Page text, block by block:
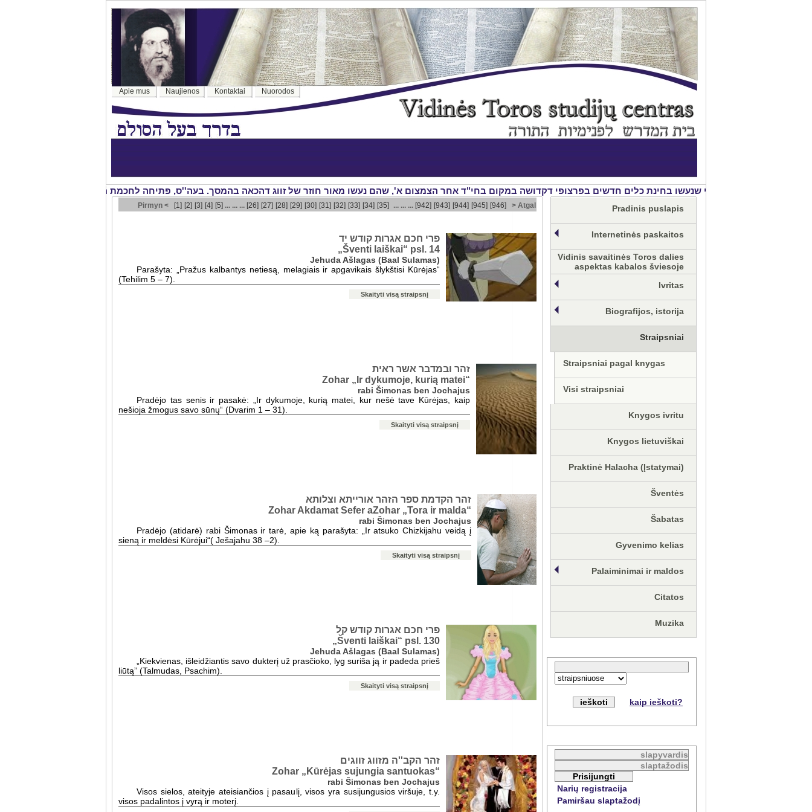
Apie mus Naujienos Kontaktai Nuorodos
Pirmyn < [1] [2] [3] [4] [5] ... ... ... [26] [27] [28] [29] [30] [31] [32] [33] [34] [35] ... ... ... [942] [943] [944] [945] [946] > Atgal
פרי חכם אגרות קודש יד
„Šventi laiškai“ psl. 14
Jehuda Ašlagas (Baal Sulamas)
Parašyta: „Pražus kalbantys netiesą, melagiais ir apgavikais šlykštisi Kūrėjas“
(Tehilim 5 – 7).
Skaityti visą straipsnį
זהר ובמדבר אשר ראית
Zohar „Ir dykumoje, kurią matei“
rabi Šimonas ben Jochajus
Pradėjo tas senis ir pasakė: „Ir dykumoje, kurią matei, kur nešė tave Kūrėjas, kaip
nešioja žmogus savo sūnų“ (Dvarim 1 – 31).
Skaityti visą straipsnį
זהר הקדמת ספר הזהר אורייתא וצלותא
Zohar Akdamat Sefer aZohar „Tora ir malda“
rabi Šimonas ben Jochajus
Pradėjo (atidarė) rabi Šimonas ir tarė, apie ką parašyta: „Ir atsuko Chizkijahu veidą į
sieną ir meldėsi Kūrėjui“( Ješajahu 38 –2).
Skaityti visą straipsnį
פרי חכם אגרות קודש קל
„Šventi laiškai“ psl. 130
Jehuda Ašlagas (Baal Sulamas)
„Kiekvienas, išleidžiantis savo dukterį už prasčioko, lyg suriša ją ir padeda prieš
liūtą” (Talmudas, Psachim).
Skaityti visą straipsnį
זהר הקב''ה מזווג זווגים
Zohar „Kūrėjas sujungia santuokas“
rabi Šimonas ben Jochajus
Visos sielos, ateityje ateisiančios į pasaulį, visos yra susijungusios viršuje, t.y.
visos padalintos į vyrą ir moterį.
Pradinis puslapis
Internetinės paskaitos
Vidinis savaitinės Toros dalies
aspektas kabalos šviesoje
Ivritas
Biografijos, istorija
Straipsniai
Straipsniai pagal knygas
Visi straipsniai
Knygos ivritu
Knygos lietuviškai
Praktinė Halacha (Įstatymai)
Šventės
Šabatas
Gyvenimo kelias
Palaiminimai ir maldos
Citatos
Muzika
kaip ieškoti?
Narių registracija
Pamiršau slaptažodį